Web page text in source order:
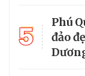
5
Phú
đảo